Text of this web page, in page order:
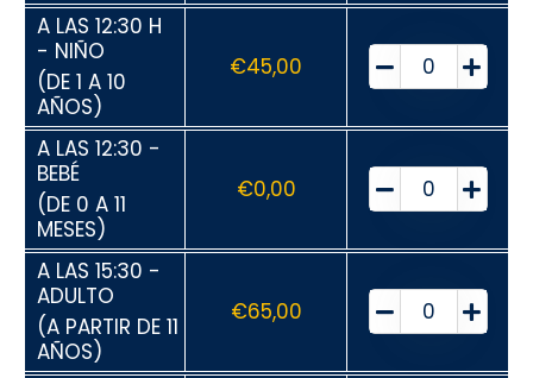
A LAS 12:30 H
- NIÑO
(DE 1 A 10
AÑOS)
€45,00
A LAS 12:30 -
BEBÉ
(DE 0 A 11
MESES)
€0,00
A LAS 15:30 -
ADULTO
(A PARTIR DE 11
AÑOS)
€65,00